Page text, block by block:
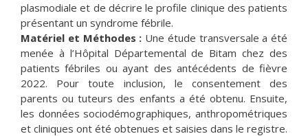
plasmodiale et de décrire le profile clinique des patients
présentant un syndrome fébrile.
Matériel et Méthodes : Une étude transversale a été
menée à l’Hôpital Départemental de Bitam chez des
patients fébriles ou ayant des antécédents de fièvre
2022. Pour toute inclusion, le consentement des
parents ou tuteurs des enfants a été obtenu. Ensuite,
les données sociodémographiques, anthropométriques
et cliniques ont été obtenues et saisies dans le registre.